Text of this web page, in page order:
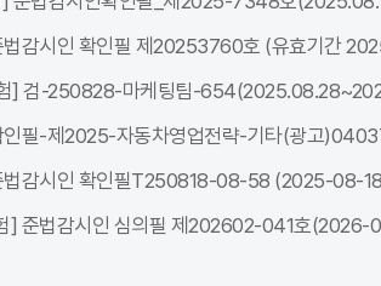
법감시인 확인필 제20253760호 (유효기간
] 검-250828-마케팅팀-
인필-제2025-자동차영업전략-기타(광고
법감시인 확인필T250818-08-58 (2025-08-
] 준법감시인 심의필 제202602-041호